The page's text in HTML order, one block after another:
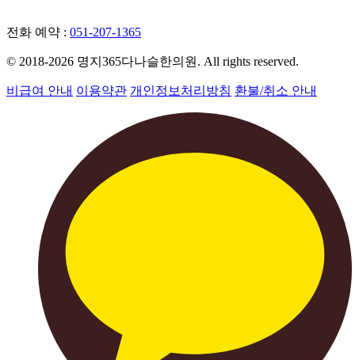
전화 예약 : 051-207-1365
© 2018-2026 명지365다나슬한의원. All rights reserved.
비급여 안내 이용약관 개인정보처리방침 환불/취소 안내